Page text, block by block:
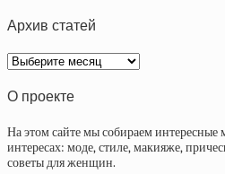
Архив статей
Архив
статей
О проекте
На этом сайте мы собираем интересные
интересах: моде, стиле, макияже,
советы для женщин.